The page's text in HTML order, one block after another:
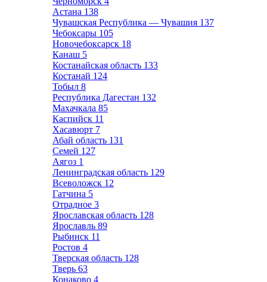
Астана 138
Чувашская Республика — Чувашия 137
Чебоксары 105
Новочебоксарск 18
Канаш 5
Костанайская область 133
Костанай 124
Тобыл 8
Республика Дагестан 132
Махачкала 85
Каспийск 11
Хасавюрт 7
Абай область 131
Семей 127
Аягоз 1
Ленинградская область 129
Всеволожск 12
Гатчина 5
Отрадное 3
Ярославская область 128
Ярославль 89
Рыбинск 11
Ростов 4
Тверская область 128
Тверь 63
Конаково 4